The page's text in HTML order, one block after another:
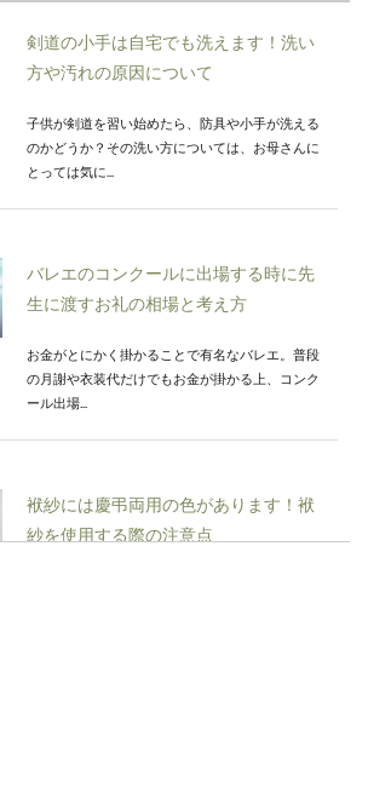
剣道の小手は自宅でも洗えます！洗い
方や汚れの原因について
子供が剣道を習い始めたら、防具や小手が洗える
のかどうか？その洗い方については、お母さんに
とっては気に...
バレエのコンクールに出場する時に先
生に渡すお礼の相場と考え方
お金がとにかく掛かることで有名なバレエ。普段
の月謝や衣装代だけでもお金が掛かる上、コンク
ール出場...
袱紗には慶弔両用の色があります！袱
紗を使用する際の注意点